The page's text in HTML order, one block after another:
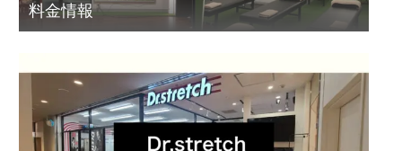
料金情報